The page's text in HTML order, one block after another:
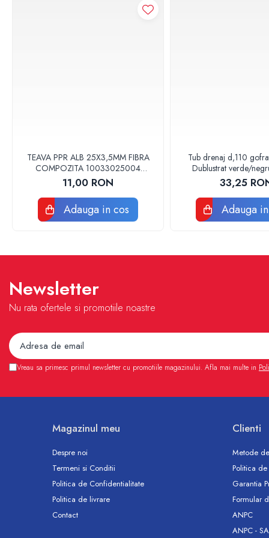
Chiuvete si lavoare
Accesorii chiuvete si lavoare
Obiecte sanitare persoane cu
Baterii sanitare
Vase WC
Rezervoare incastrate
clapete
Rezervoare si rame incastrate
Clapete rezervoare si accesorii
Ventiloconvectoare
Termostate Accesorii Ventiloconvectoare
Aer conditionat Monosplit
Aer conditionat Multisplit
Accesorii aer conditionat si ventilatie
Aer conditionat portabil
TEAVA PPR ALB 25X3,5MM FIBRA
COMPOZITA 10033025004
VALDUOTHERM VALROM
11,00 RON
Adauga in cos
Tub drenaj d,110
Dublustrat verde/
Drainkit
33,25
Adauga
Newsletter
Nu rata ofertele si promotiile noastre
Vreau sa primesc primul newsletter cu promotiile magazinului. Afla mai multe in
Magazinul meu
Despre noi
Termeni si Conditii
Politica de Confidentialitate
Politica de livrare
Contact
Clienti
Metode
Politica de
Garantia
Formular
ANPC
ANPC -